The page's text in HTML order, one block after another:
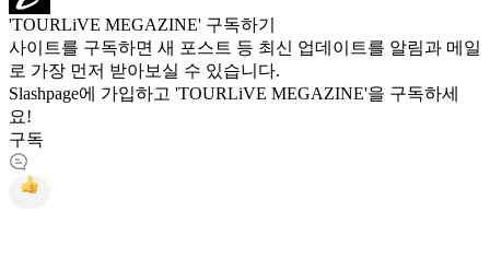
'TOURLiVE MEGAZINE' 구독하기
사이트를 구독하면 새 포스트 등 최신 업데이트를 알림과 메일
로 가장 먼저 받아보실 수 있습니다.
Slashpage에 가입하고 'TOURLiVE MEGAZINE'을 구독하세
요!
구독